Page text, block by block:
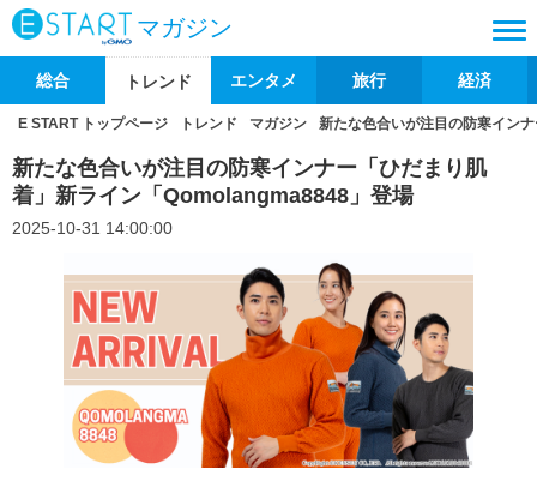
マガジン
総合 トレンド エンタメ 旅行 経済
E START トップページ トレンド マガジン 新たな色合いが注目の防寒イン
新たな色合いが注目の防寒インナー「ひだまり肌
着」新ライン「Qomolangma8848」登場
2025-10-31 14:00:00